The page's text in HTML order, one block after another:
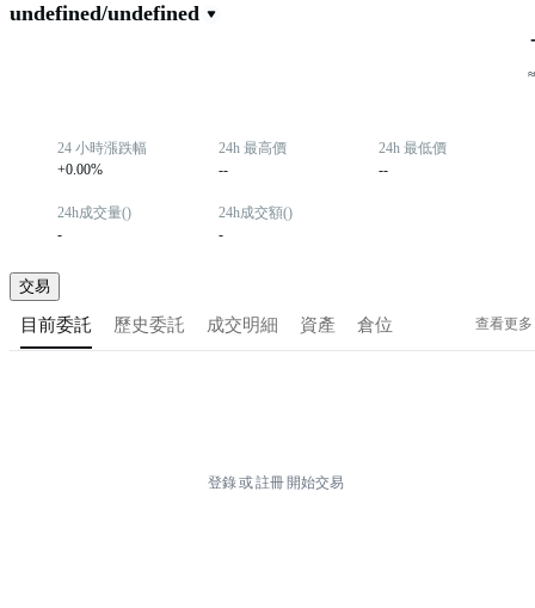
undefined/undefined
24 小時漲跌幅
+0.00%
24h 最高價
--
24h 最低價
--
24h成交量()
-
24h成交額()
-
交易
目前委託 歷史委託 成交明細 資產 倉位 查看更多
登錄或註冊 開始交易